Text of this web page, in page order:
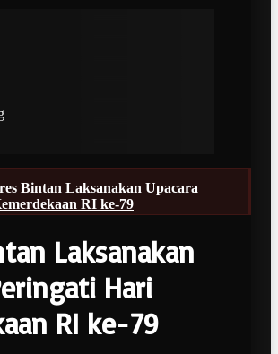
Bintan Laksanakan Upacara
RI ke-79
Laksanakan
Hari
RI ke-79